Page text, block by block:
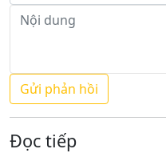
Đọc tiếp